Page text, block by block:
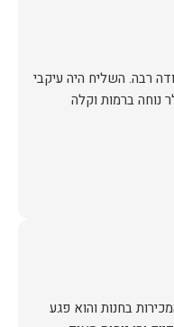
רבה. השליח היה עיקבי
נוחה ברמות וקלה
בחנות והוא פגע